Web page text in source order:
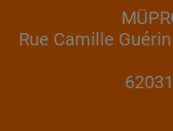
Rue Camille